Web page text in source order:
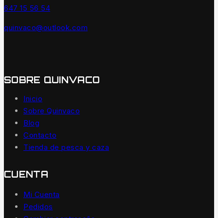
647 15 56 54
quinvaco@outlook.com
SOBRE QUINVACO
Inicio
Sobre Quinvaco
Blog
Contacto
Tienda de pesca y caza
CUENTA
Mi Cuenta
Pedidos